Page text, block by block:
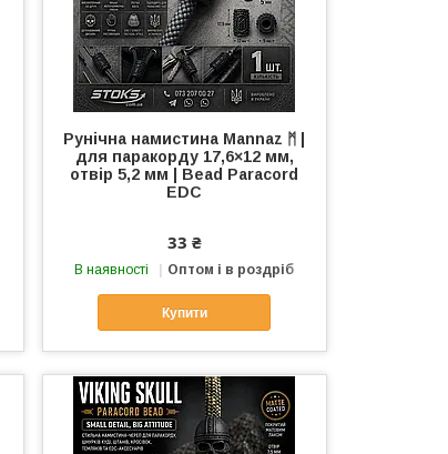
Рунічна намистина Mannaz ᛗ |
для паракорду 17,6×12 мм,
отвір 5,2 мм | Bead Paracord
EDC
33 ₴
В наявності Оптом і в роздріб
Купити